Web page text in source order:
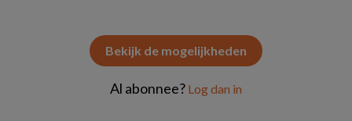
Bekijk de mogelijkheden
Al abonnee? Log dan in